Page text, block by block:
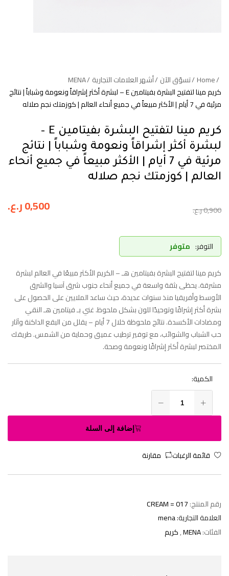
Home تسوّق الآن أشهر العلامات التجارية MENA
كريم مينا لتفتيح البشرة بفيتامين E – لبشرة أكثر إشراقاً ونعومة وشباباً | نتائج
مرئية في 7 أيام | الأكثر مبيعاً في جميع أنحاء العالم | كوزمتك نجم صلاله
كريم مينا لتفتيح البشرة بفيتامين E –
لبشرة أكثر إشراقاً ونعومة وشباباً | نتائج
مرئية في 7 أيام | الأكثر مبيعاً في جميع أنحاء
العالم | كوزمتك نجم صلاله
0,900ر.ع. 0,500ر.ع.
التوفر: متوفر
كريم مينا لتفتيح البشرة بفيتامين هـ – الكريم الأكثر مبيعًا في العالم لبشرة
مشرقة. يحظى بثقة واسعة في جميع أنحاء جنوب شرق آسيا والشرق
الأوسط وأفريقيا منذ سنوات عديدة، حيث ساعد الملايين على الحصول على
بشرة أكثر إشراقًا وتوحيدًا للون بشكل ملحوظ. غني بـ فيتامين هـ النقي
ومضادات الأكسدة. نتائج ملحوظة خلال 7 أيام – يقلل من البقع الداكنة وآثار
حب الشباب والشوائب، مع توفير ترطيب عميق وحماية من الشمس. طريقك
المختصر لبشرة أكثر إشراقًا ونعومة وصحة.
الكمية:
إضافة إلى السلة
قائمة الرغبات مقارنة
رقم المنتج:CREAM = 017
العلامة التجارية:mena
الفئات:MENA
,كريم